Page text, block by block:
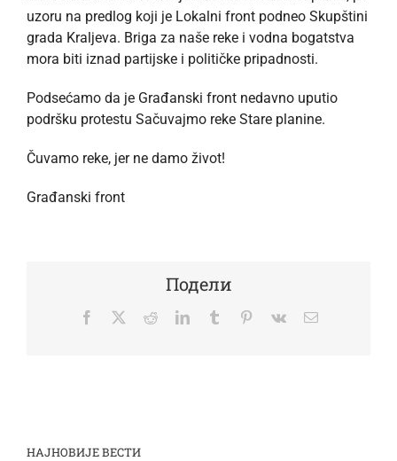
uzoru na predlog koji je Lokalni front podneo Skupštini
grada Kraljeva. Briga za naše reke i vodna bogatstva
mora biti iznad partijske i političke pripadnosti.
Podsećamo da je Građanski front nedavno uputio
podršku protestu Sačuvajmo reke Stare planine.
Čuvamo reke, jer ne damo život!
Građanski front
Подели
Facebook
TwitterRedditLinkedInTumblr Pinterest
Vk Email
НАЈНОВИЈЕ ВЕСТИ